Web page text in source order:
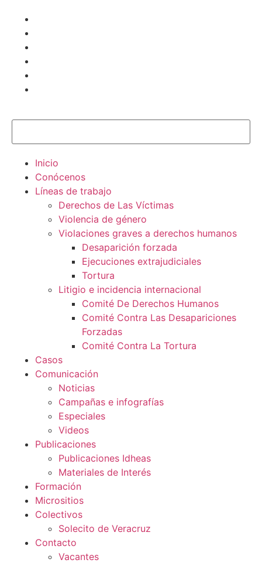
Inicio
Conócenos
Líneas de trabajo
Derechos de Las Víctimas
Violencia de género
Violaciones graves a derechos humanos
Desaparición forzada​
Ejecuciones extrajudiciales
Tortura
Litigio e incidencia internacional
Comité De Derechos Humanos​
Comité Contra Las Desapariciones
Forzadas
Comité Contra La Tortura​
Casos
Comunicación
Noticias
Campañas e infografías
Especiales
Videos
Publicaciones
Publicaciones Idheas
Materiales de Interés
Formación
Micrositios
Colectivos
Solecito de Veracruz
Contacto
Vacantes